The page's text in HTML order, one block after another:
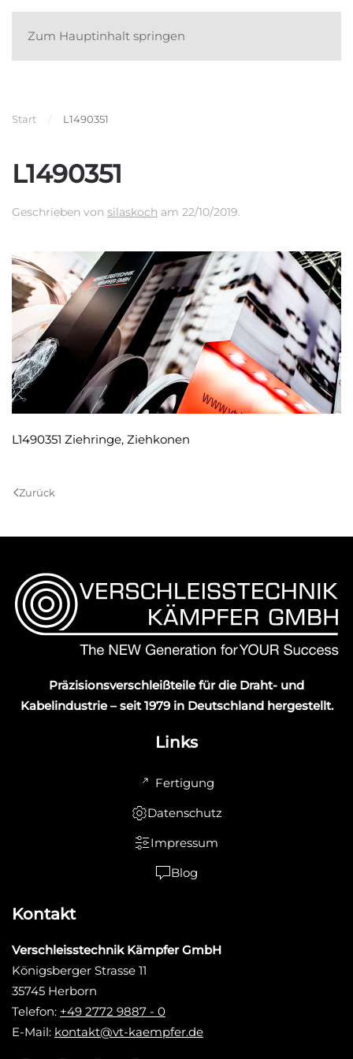
Zum Hauptinhalt springen
Start L1490351
L1490351
Geschrieben von silaskoch am 22/10/2019.
L1490351 Ziehringe, Ziehkonen
Zurück
Präzisionsverschleißteile für die Draht- und
Kabelindustrie – seit 1979 in Deutschland hergestellt.
Links
Fertigung
Datenschutz
Impressum
Blog
Kontakt
Verschleisstechnik Kämpfer GmbH
Königsberger Strasse 11
35745 Herborn
Telefon: +49 2772 9887 - 0
E-Mail: kontakt@vt-kaempfer.de